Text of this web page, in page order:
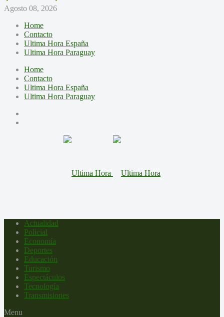
Agosto 08, 2026
Home
Contacto
Ultima Hora España
Ultima Hora Paraguay
Home
Contacto
Ultima Hora España
Ultima Hora Paraguay
Actualidad
Policial
Economía
Deportes
Educación
Turismo
Espectáculos
Tecnología
Transmisiones
Menu